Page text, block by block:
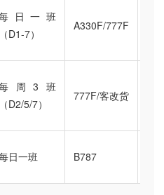
日一班
（D1-7）
A330F/777F
周3班
（D2/5/7）
777F/客改货
日一班 B787